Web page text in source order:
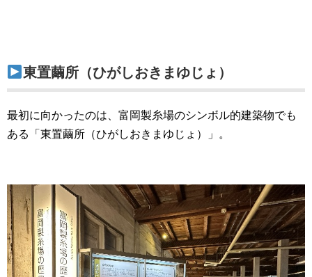
東置繭所（ひがしおきまゆじょ）
最初に向かったのは、富岡製糸場のシンボル的建築物でも
ある「東置繭所（ひがしおきまゆじょ）」。